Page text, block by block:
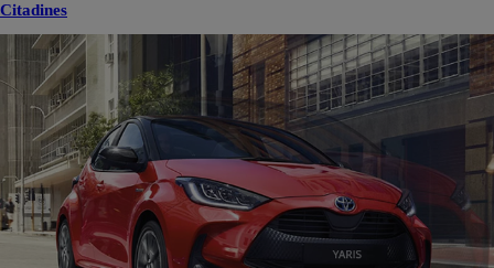
Citadines